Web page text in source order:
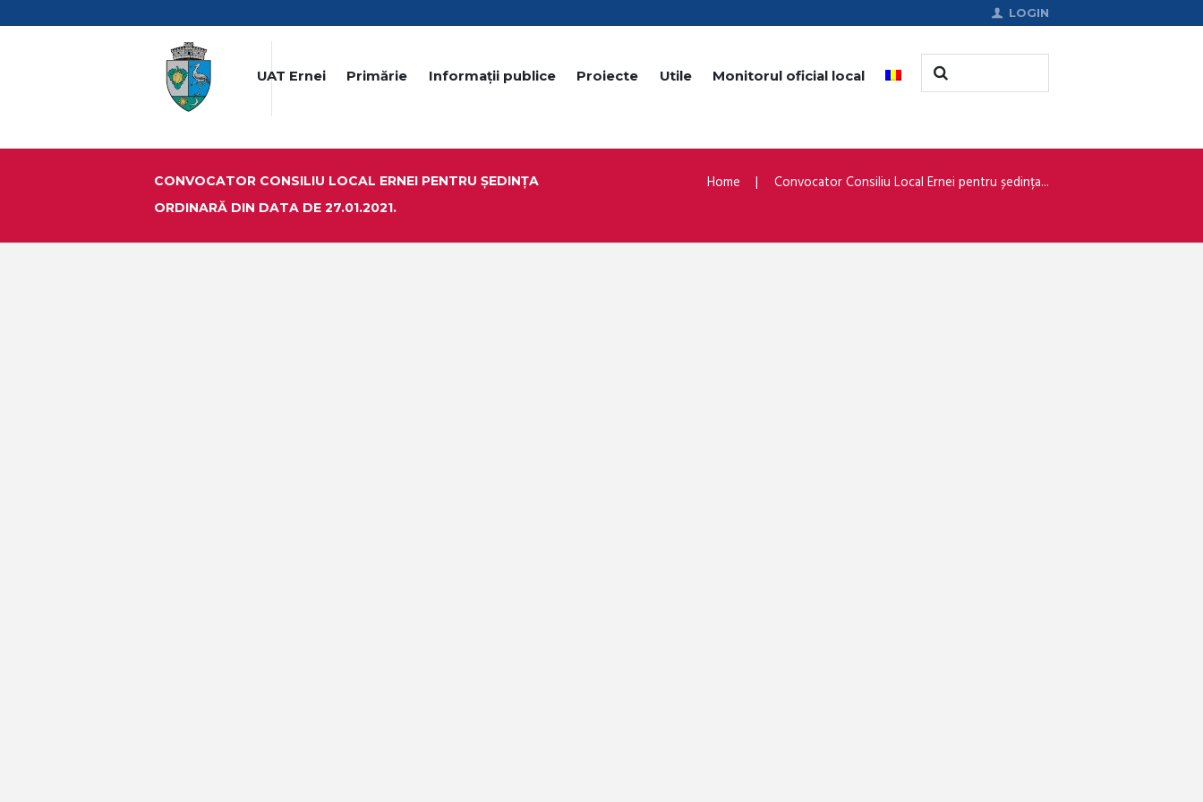
LOGIN
UAT Ernei Primărie Informații publice Proiecte Utile Monitorul oficial local
CONVOCATOR CONSILIU LOCAL ERNEI PENTRU ȘEDINȚA
ORDINARĂ DIN DATA DE 27.01.2021.
Home Convocator Consiliu Local Ernei pentru ședința...